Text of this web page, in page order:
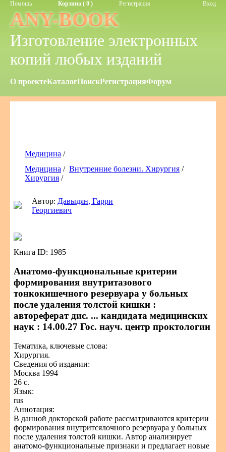
Помощь Корзина ( 0 ) Регистрация Вход
ANY-BOOK
Изготовление электронных
копий любых изданий
О проектеКаталогПоискРегистрацияФорум
Медицина /
Медицина / Внутренние болезни. Хирургия /
Хирургия /
Автор: Давыдян, Гарри
Георгиевич
Книга ID: 1985
Анатомо-функциональные критерии
формирования внутритазового
тонкокишечного резервуара у больных
после удаления толстой кишки :
автореферат дис. ... кандидата медицинских
наук : 14.00.27 Гос. науч. центр проктологии
Тематика, ключевые слова:
Хирургия.
Сведения об издании:
Москва 1994
26 с.
Язык:
rus
Аннотация:
В данной докторской работе рассматриваются критерии
формирования внутритсялочного резервуара у больных
после удаления толстой кишки. Автор анализирует
анатомо-функциональные признаки и предлагает новые